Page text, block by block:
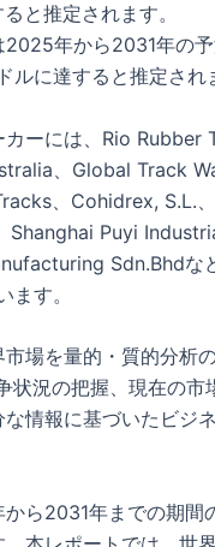
と推定されます。
年から2031年の
に達すると推定され
ーには、Rio
、Global Track
、Cohidrex, S.L.
Shanghai Puyi
Sdn.Bhdな
す。
場を量的・質的分析
況の把握、現在の市
情報に基づいたビジ
ら2031年までの期間